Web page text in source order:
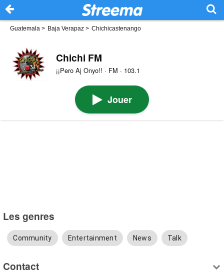
Guatemala > Baja Verapaz > Chichicastenango
Chichi FM
¡¡Pero Aj Onyo!! · FM · 103.1
Jouer
Les genres
Community Entertainment News Talk
Contact